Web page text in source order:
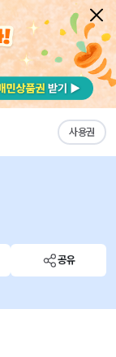
사용권
공유